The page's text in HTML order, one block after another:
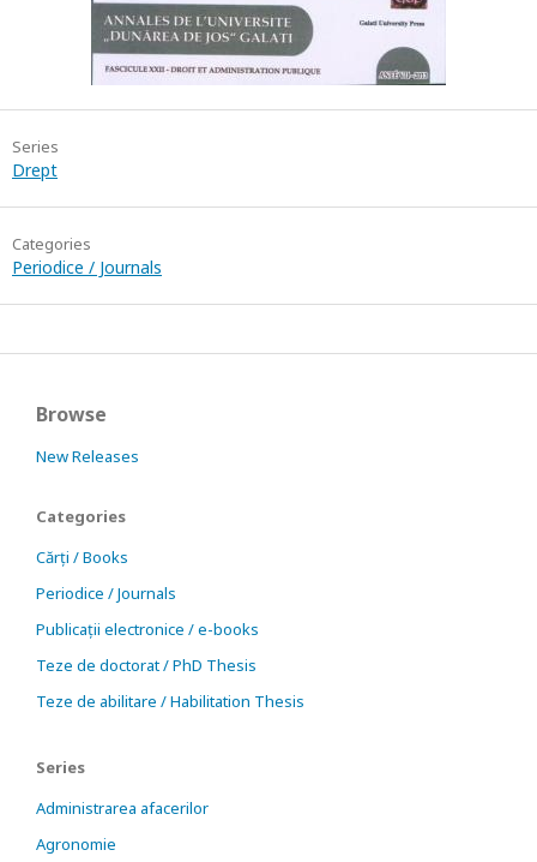
Series
Drept
Categories
Periodice / Journals
Browse
New Releases
Categories
Cărți / Books
Periodice / Journals
Publicații electronice / e-books
Teze de doctorat / PhD Thesis
Teze de abilitare / Habilitation Thesis
Series
Administrarea afacerilor
Agronomie